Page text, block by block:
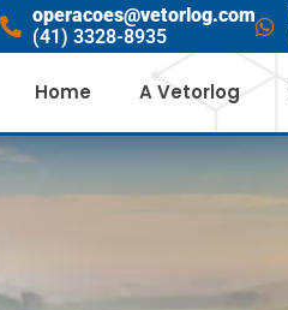
operacoes@vetorlog.com
(41) 3328-8935
Home A Vetorlog